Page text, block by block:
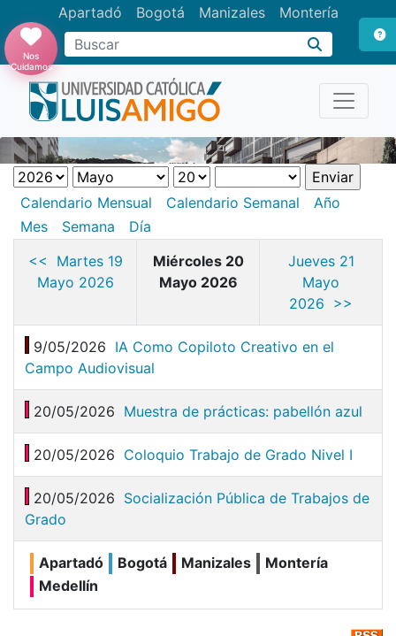
Apartadó Bogotá Manizales Montería
Buscar
Nos
Cuidamos
Calendario Mensual Calendario Semanal
Año
Mes
Semana
Día
<< Martes 19
Mayo 2026
Miércoles 20
Mayo 2026
Jueves 21
Mayo
2026 >>
9/05/2026 IA Como Copiloto Creativo en el
Campo Audiovisual
20/05/2026 Muestra de prácticas: pabellón azul
20/05/2026 Coloquio Trabajo de Grado Nivel I
20/05/2026 Socialización Pública de Trabajos de
Grado
Apartadó Bogotá Manizales
Montería
Medellín